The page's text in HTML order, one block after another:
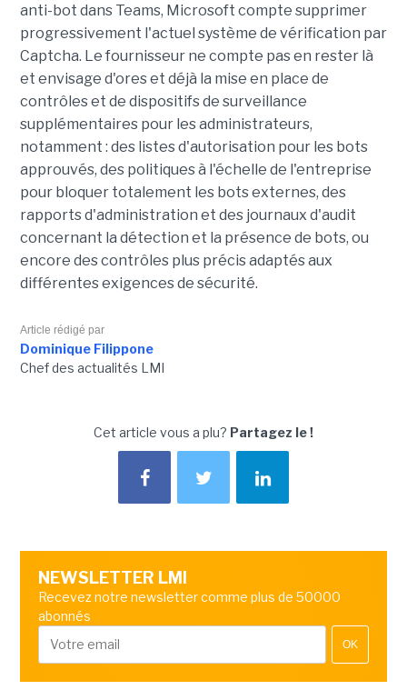
anti-bot dans Teams, Microsoft compte supprimer
progressivement l'actuel système de vérification par
Captcha. Le fournisseur ne compte pas en rester là
et envisage d'ores et déjà la mise en place de
contrôles et de dispositifs de surveillance
supplémentaires pour les administrateurs,
notamment : des listes d'autorisation pour les bots
approuvés, des politiques à l'échelle de l'entreprise
pour bloquer totalement les bots externes, des
rapports d'administration et des journaux d'audit
concernant la détection et la présence de bots, ou
encore des contrôles plus précis adaptés aux
différentes exigences de sécurité.
Article rédigé par
Dominique Filippone
Chef des actualités LMI
Cet article vous a plu? Partagez le !
NEWSLETTER LMI
Recevez notre newsletter comme plus de 50000
abonnés
OK